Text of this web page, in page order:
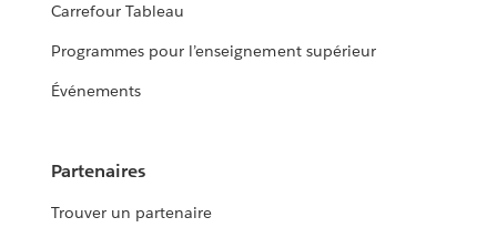
Carrefour Tableau
Programmes pour l’enseignement supérieur
Événements
Partenaires
Trouver un partenaire